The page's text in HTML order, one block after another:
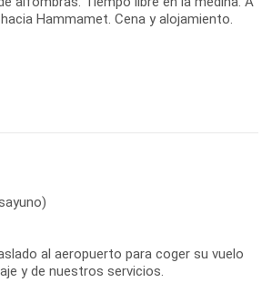
Hammamet. Cena y alojamiento.
al aeropuerto para coger su vuelo